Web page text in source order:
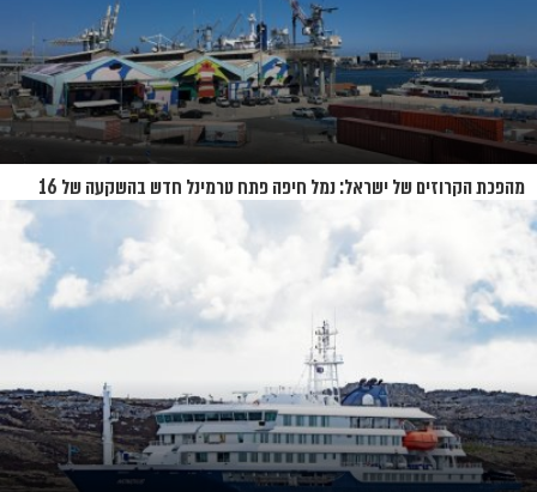
מהפכת הקרוזים של ישראל: נמל חיפה פתח טרמינל חדש בהשקעה של 16
מיליון שקל